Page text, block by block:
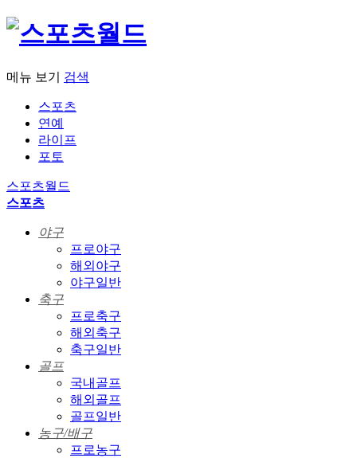
메뉴 보기 검색
스포츠
연예
라이프
포토
스포츠월드
스포츠
야구
프로야구
해외야구
야구일반
축구
프로축구
해외축구
축구일반
골프
국내골프
해외골프
골프일반
농구/배구
프로농구